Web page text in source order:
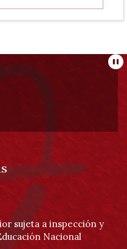
sujeta a inspección y
Nacional